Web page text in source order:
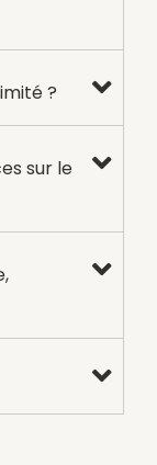
?
sur le